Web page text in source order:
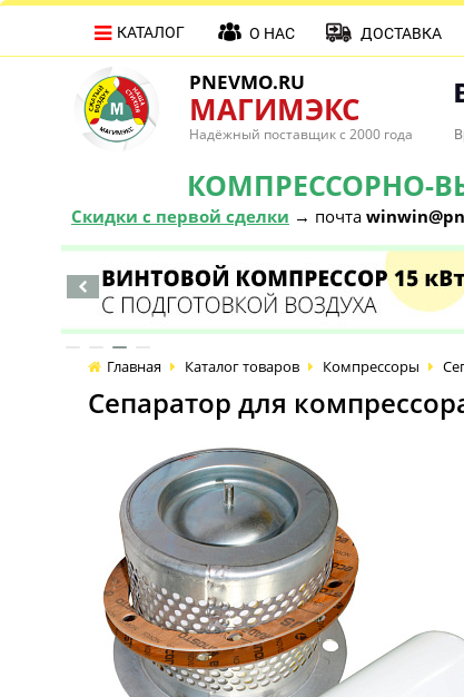
PNEVMO.RU
МАГИМЭКС
Надёжный поставщик с 2000 года
КОМПРЕССОРНО-
Скидки с первой сделки → почта
КАТАЛОГ О НАС ДОСТАВКА
Главная Каталог товаров Компрессоры
Сепаратор для